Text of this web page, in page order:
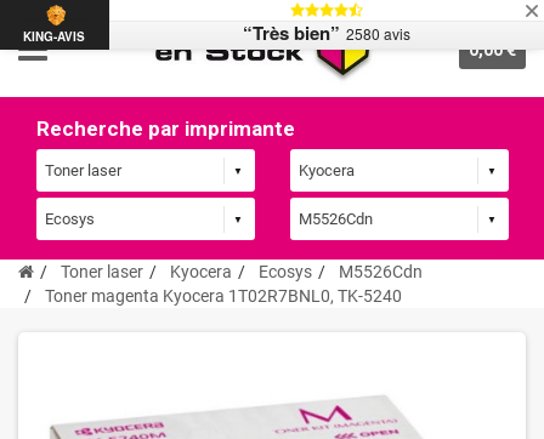
0,00 €
Recherche par imprimante
Toner laser Kyocera Ecosys
M5526Cdn
Toner magenta Kyocera 1T02R7BNL0, TK-5240
KING-AVIS “Très bien” 2580 avis